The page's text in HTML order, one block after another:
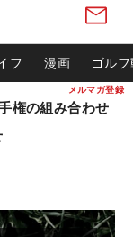
メルマガ登録
フ 漫画 ゴル
権の組み合わせ